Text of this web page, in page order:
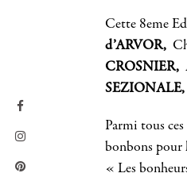
Cette 8eme
d’ARVOR,
CROSNIER,
SEZIONALE,
Parmi tous
bonbons pour
« Les